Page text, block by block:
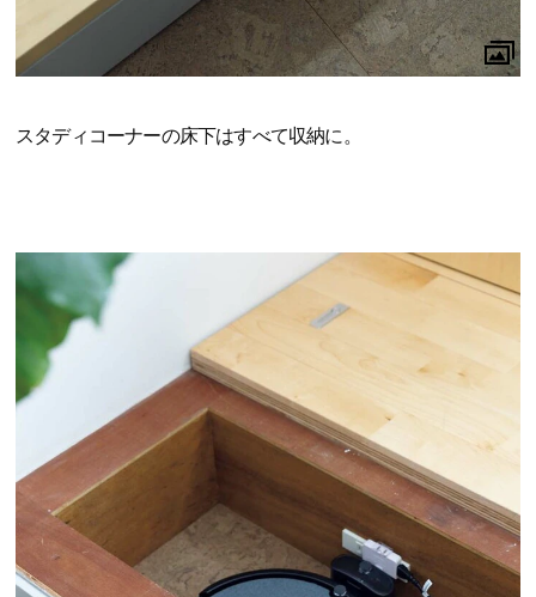
スタディコーナーの床下はすべて収納に。